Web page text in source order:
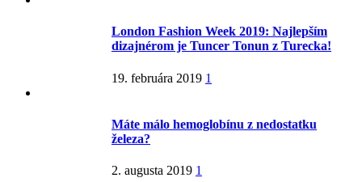
London Fashion Week 2019: Najlepším
dizajnérom je Tuncer Tonun z Turecka!
19. februára 2019 1
Máte málo hemoglobínu z nedostatku
železa?
2. augusta 2019 1